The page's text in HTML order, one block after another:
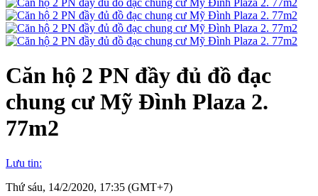
Căn hộ 2 PN đầy đủ đồ đạc
chung cư Mỹ Đình Plaza 2.
77m2
Lưu tin:
Thứ sáu, 14/2/2020, 17:35 (GMT+7)